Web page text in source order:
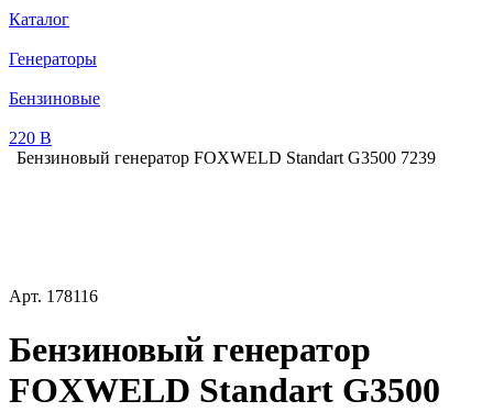
Каталог
Генераторы
Бензиновые
220 В
Бензиновый генератор FOXWELD Standart G3500 7239
Арт. 178116
Бензиновый генератор
FOXWELD Standart G3500